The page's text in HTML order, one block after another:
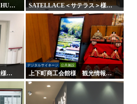
」
SATELLACE＜サテラス＞様
屋内外サイン・デジタルサイネ
様
デジタルサイネージ 公共施設
上下町商工会館様 観光情報案
内デジタルサイネージ